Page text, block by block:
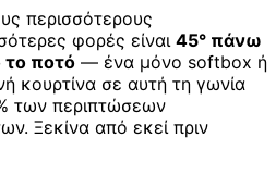
περισσότερους
φορές είναι 45° πάνω
ποτό — ένα μόνο softbox ή
κουρτίνα σε αυτή τη γωνία
των περιπτώσεων
Ξεκίνα από εκεί πριν